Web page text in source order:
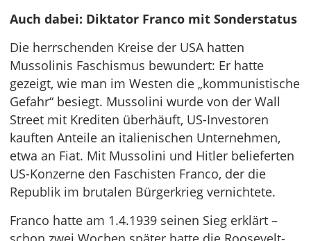
Auch dabei: Diktator Franco mit Sonderstatus
Die herrschenden Kreise der USA hatten
Mussolinis Faschismus bewundert: Er hatte
gezeigt, wie man im Westen die „kommunistische
Gefahr“ besiegt. Mussolini wurde von der Wall
Street mit Krediten überhäuft, US-Investoren
kauften Anteile an italienischen Unternehmen,
etwa an Fiat. Mit Mussolini und Hitler belieferten
US-Konzerne den Faschisten Franco, der die
Republik im brutalen Bürgerkrieg vernichtete.
Franco hatte am 1.4.1939 seinen Sieg erklärt –